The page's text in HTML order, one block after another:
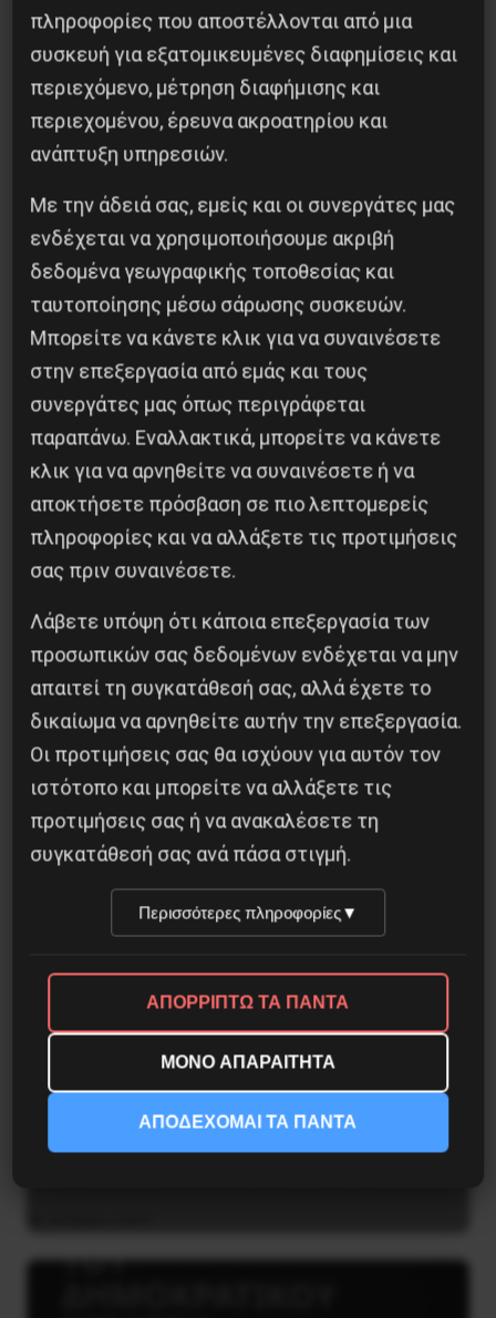
H οργή να βγει στους δρόμους
3 Δεκεμβρίου 2017
H δολοφονία του Ιρανού επιστήμονα Μοχσέν
Φαχριζαντέ
29 Νοεμβρίου 2020
Η Μπουρκίνα Φάσο του Τραορέ αντι-
πληροφορίες που αποστέλλονται από μια
συσκευή για εξατομικευμένες διαφημίσεις και
περιεχόμενο, μέτρηση διαφήμισης και
περιεχομένου, έρευνα ακροατηρίου και
ανάπτυξη υπηρεσιών.
Με την άδειά σας, εμείς και οι συνεργάτες μας
ενδέχεται να χρησιμοποιήσουμε ακριβή
δεδομένα γεωγραφικής τοποθεσίας και
ταυτοποίησης μέσω σάρωσης συσκευών.
Μπορείτε να κάνετε κλικ για να συναινέσετε
στην επεξεργασία από εμάς και τους
συνεργάτες μας όπως περιγράφεται
παραπάνω. Εναλλακτικά, μπορείτε να κάνετε
κλικ για να αρνηθείτε να συναινέσετε ή να
αποκτήσετε πρόσβαση σε πιο λεπτομερείς
πληροφορίες και να αλλάξετε τις προτιμήσεις
σας πριν συναινέσετε.
Λάβετε υπόψη ότι κάποια επεξεργασία των
προσωπικών σας δεδομένων ενδέχεται να μην
απαιτεί τη συγκατάθεσή σας, αλλά έχετε το
δικαίωμα να αρνηθείτε αυτήν την επεξεργασία.
Οι προτιμήσεις σας θα ισχύουν για αυτόν τον
ιστότοπο και μπορείτε να αλλάξετε τις
προτιμήσεις σας ή να ανακαλέσετε τη
συγκατάθεσή σας ανά πάσα στιγμή.
Περισσότερες πληροφορίες▼
ΑΠΟΡΡΙΠΤΩ ΤΑ ΠΑΝΤΑ
ΜΟΝΟ ΑΠΑΡΑΙΤΗΤΑ
ΑΠΟΔΕΧΟΜΑΙ ΤΑ ΠΑΝΤΑ